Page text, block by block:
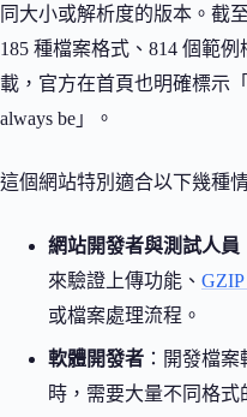
同大小或解析度的版本。截
185 種檔案格式、814 個範
載，官方在首頁也明確標示「
always be」。
這個網站特別適合以下幾種情
網站開發者與測試人員
來驗證上傳功能、
或檔案處理流程。
軟體開發者 ：開發檔
時，需要大量不同格式